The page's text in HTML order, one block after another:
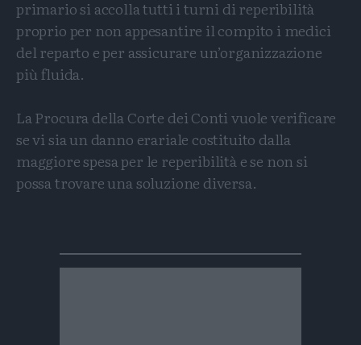
primario si accolla tutti i turni di reperibilità
proprio per non appesantire il compito i medici
del reparto e per assicurare un’organizzazione
più fluida.
La Procura della Corte dei Conti vuole verificare
se vi sia un danno erariale costituito dalla
maggiore spesa per le reperibilità e se non si
possa trovare una soluzione diversa.